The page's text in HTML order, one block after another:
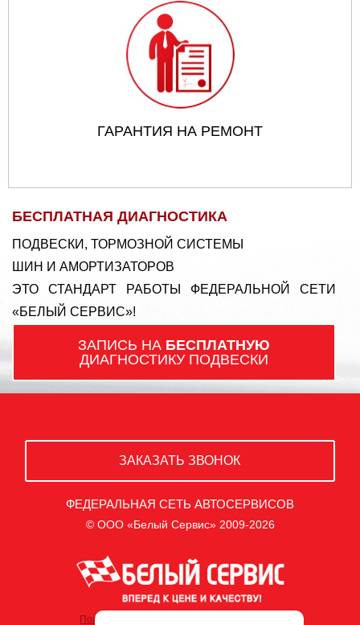
ГАРАНТИЯ НА РЕМОНТ
БЕСПЛАТНАЯ ДИАГНОСТИКА
ПОДВЕСКИ, ТОРМОЗНОЙ СИСТЕМЫ
ШИН И АМОРТИЗАТОРОВ
ЭТО СТАНДАРТ РАБОТЫ ФЕДЕРАЛЬНОЙ СЕТИ
«БЕЛЫЙ СЕРВИС»!
ЗАПИСЬ НА БЕСПЛАТНУЮ
ДИАГНОСТИКУ ПОДВЕСКИ
ЗАКАЗАТЬ ЗВОНОК
ФЕДЕРАЛЬНАЯ СЕТЬ АВТОСЕРВИСОВ
© ООО «Белый Сервис» 2009-2026
Политика обработки персональных данных